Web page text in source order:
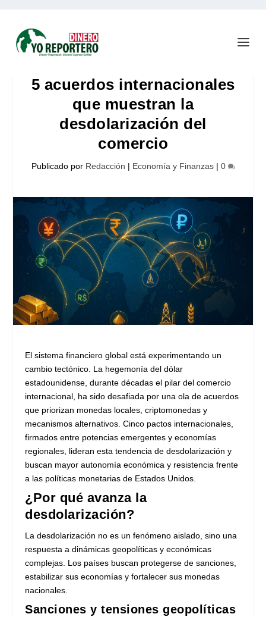
5 acuerdos internacionales
que muestran la
desdolarización del
comercio
Publicado por Redacción | Economía y Finanzas| 0
El sistema financiero global está experimentando un
cambio tectónico. La hegemonía del dólar
estadounidense, durante décadas el pilar del comercio
internacional, ha sido desafiada por una ola de acuerdos
que priorizan monedas locales, criptomonedas y
mecanismos alternativos. Cinco pactos internacionales,
firmados entre potencias emergentes y economías
regionales, lideran esta tendencia de desdolarización y
buscan mayor autonomía económica y resistencia frente
a las políticas monetarias de Estados Unidos.
¿Por qué avanza la
desdolarización?
La desdolarización no es un fenómeno aislado, sino una
respuesta a dinámicas geopolíticas y económicas
complejas. Los países buscan protegerse de sanciones,
estabilizar sus economías y fortalecer sus monedas
nacionales.
Sanciones y tensiones geopolíticas